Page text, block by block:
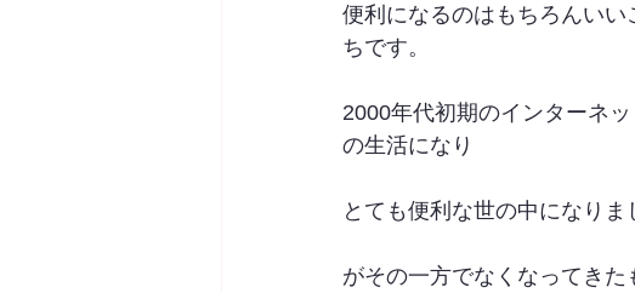
便利になるのはもちろんい
ちです。
2000年代初期のインターネ
の生活になり
とても便利な世の中になりま
がその一方でなくなってきた